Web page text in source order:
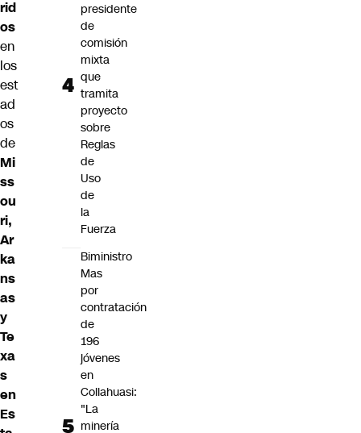
rid
os
en
los
est
ad
os
de
Mi
ss
ou
ri,
Ar
ka
ns
as
y
Te
xa
s
en
Es
presidente
de
comisión
mixta
que
tramita
proyecto
sobre
Reglas
de
Uso
de
la
Fuerza
Biministro
Mas
por
contratación
de
196
jóvenes
en
Collahuasi:
"La
minería